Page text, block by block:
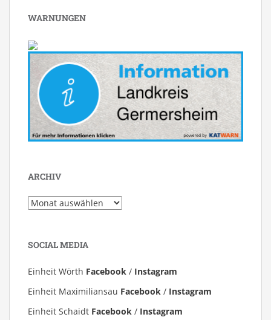
WARNUNGEN
ARCHIV
Archiv
SOCIAL MEDIA
Einheit Wörth Facebook / Instagram
Einheit Maximiliansau Facebook / Instagram
Einheit Schaidt Facebook / Instagram